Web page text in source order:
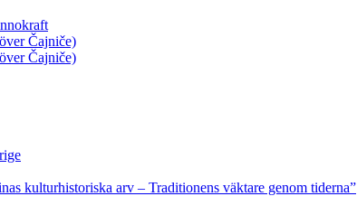
Čajniče)
Čajniče)
kulturhistoriska arv – Traditionens väktare genom tiderna”